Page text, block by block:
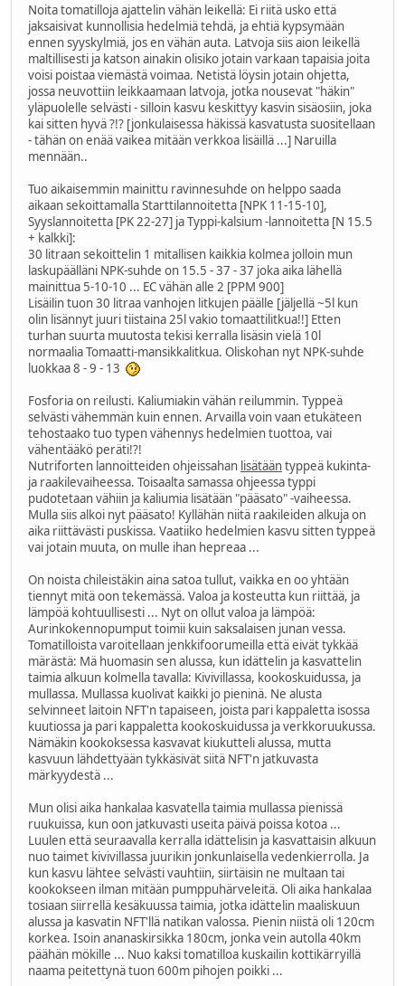
Noita tomatilloja ajattelin vähän leikellä: Ei riitä usko että
jaksaisivat kunnollisia hedelmiä tehdä, ja ehtiä kypsymään
ennen syyskylmiä, jos en vähän auta. Latvoja siis aion leikellä
maltillisesti ja katson ainakin olisiko jotain varkaan tapaisia joita
voisi poistaa viemästä voimaa. Netistä löysin jotain ohjetta,
jossa neuvottiin leikkaamaan latvoja, jotka nousevat "häkin"
yläpuolelle selvästi - silloin kasvu keskittyy kasvin sisäosiin, joka
kai sitten hyvä ?!? [jonkulaisessa häkissä kasvatusta suositellaan
- tähän on enää vaikea mitään verkkoa lisäillä ...] Naruilla
mennään..
Tuo aikaisemmin mainittu ravinnesuhde on helppo saada
aikaan sekoittamalla Starttilannoitetta [NPK 11-15-10],
Syyslannoitetta [PK 22-27] ja Typpi-kalsium -lannoitetta [N 15.5
+ kalkki]:
30 litraan sekoittelin 1 mitallisen kaikkia kolmea jolloin mun
laskupäälläni NPK-suhde on 15.5 - 37 - 37 joka aika lähellä
mainittua 5-10-10 ... EC vähän alle 2 [PPM 900]
Lisäilin tuon 30 litraa vanhojen litkujen päälle [jäljellä ~5l kun
olin lisännyt juuri tiistaina 25l vakio tomaattilitkua!!] Etten
turhan suurta muutosta tekisi kerralla lisäsin vielä 10l
normaalia Tomaatti-mansikkalitkua. Oliskohan nyt NPK-suhde
luokkaa 8 - 9 - 13
Fosforia on reilusti. Kaliumiakin vähän reilummin. Typpeä
selvästi vähemmän kuin ennen. Arvailla voin vaan etukäteen
tehostaako tuo typen vähennys hedelmien tuottoa, vai
vähentääkö peräti!?!
Nutriforten lannoitteiden ohjeissahan lisätääntyppeä kukinta-
ja raakilevaiheessa. Toisaalta samassa ohjeessa typpi
pudotetaan vähiin ja kaliumia lisätään "pääsato" -vaiheessa.
Mulla siis alkoi nyt pääsato! Kyllähän niitä raakileiden alkuja on
aika riittävästi puskissa. Vaatiiko hedelmien kasvu sitten typpeä
vai jotain muuta, on mulle ihan hepreaa ...
On noista chileistäkin aina satoa tullut, vaikka en oo yhtään
tiennyt mitä oon tekemässä. Valoa ja kosteutta kun riittää, ja
lämpöä kohtuullisesti ... Nyt on ollut valoa ja lämpöä:
Aurinkokennopumput toimii kuin saksalaisen junan vessa.
Tomatilloista varoitellaan jenkkifoorumeilla että eivät tykkää
märästä: Mä huomasin sen alussa, kun idättelin ja kasvattelin
taimia alkuun kolmella tavalla: Kivivillassa, kookoskuidussa, ja
mullassa. Mullassa kuolivat kaikki jo pieninä. Ne alusta
selvinneet laitoin NFT'n tapaiseen, joista pari kappaletta isossa
kuutiossa ja pari kappaletta kookoskuidussa ja verkkoruukussa.
Nämäkin kookoksessa kasvavat kiukutteli alussa, mutta
kasvuun lähdettyään tykkäsivät siitä NFT'n jatkuvasta
märkyydestä ...
Mun olisi aika hankalaa kasvatella taimia mullassa pienissä
ruukuissa, kun oon jatkuvasti useita päivä poissa kotoa ...
Luulen että seuraavalla kerralla idättelisin ja kasvattaisin alkuun
nuo taimet kivivillassa juurikin jonkunlaisella vedenkierrolla. Ja
kun kasvu lähtee selvästi vauhtiin, siirtäisin ne multaan tai
kookokseen ilman mitään pumppuhärveleitä. Oli aika hankalaa
tosiaan siirrellä kesäkuussa taimia, jotka idättelin maaliskuun
alussa ja kasvatin NFT'llä natikan valossa. Pienin niistä oli 120cm
korkea. Isoin ananaskirsikka 180cm, jonka vein autolla 40km
päähän mökille ... Nuo kaksi tomatilloa kuskailin kottikärryillä
naama peitettynä tuon 600m pihojen poikki ...